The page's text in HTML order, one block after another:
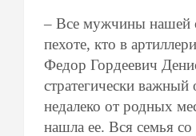
– Все мужчины нашей
пехоте, кто в
Федор Гордеевич
стратегически
недалеко от родных
нашла ее. Вся семья